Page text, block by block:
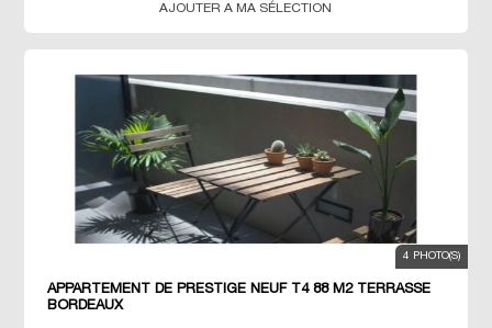
AJOUTER A MA SÉLECTION
4 PHOTO(S)
APPARTEMENT DE PRESTIGE NEUF T4 88 M2 TERRASSE
BORDEAUX